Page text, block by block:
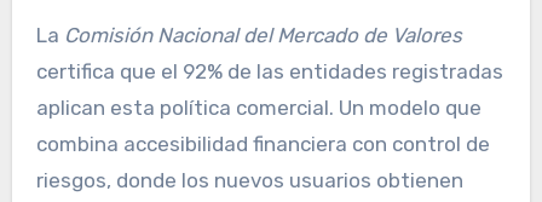
La Comisión Nacional del Mercado de Valores
certifica que el 92% de las entidades registradas
aplican esta política comercial. Un modelo que
combina accesibilidad financiera con control de
riesgos, donde los nuevos usuarios obtienen